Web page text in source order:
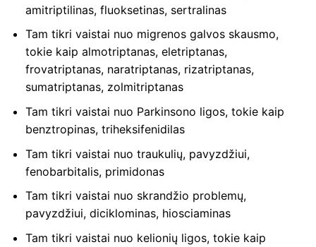
amitriptilinas, fluoksetinas, sertralinas
Tam tikri vaistai nuo migrenos galvos skausmo,
tokie kaip almotriptanas, eletriptanas,
frovatriptanas, naratriptanas, rizatriptanas,
sumatriptanas, zolmitriptanas
Tam tikri vaistai nuo Parkinsono ligos, tokie kaip
benztropinas, triheksifenidilas
Tam tikri vaistai nuo traukulių, pavyzdžiui,
fenobarbitalis, primidonas
Tam tikri vaistai nuo skrandžio problemų,
pavyzdžiui, diciklominas, hiosciaminas
Tam tikri vaistai nuo kelionių ligos, tokie kaip